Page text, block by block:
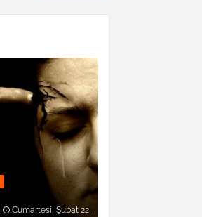
Cumartesi, Şubat 22,